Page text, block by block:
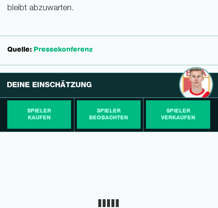
bleibt abzuwarten.
Quelle: Pressekonferenz
DEINE EINSCHÄTZUNG
SPIELER
KAUFEN
SPIELER
BEOBACHTEN
SPIELER
VERKAUFEN